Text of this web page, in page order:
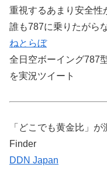
重視するあまり安全性
誰も787に乗りたがら
ねとらぼ
全日空ボーイング787
を実況ツイート
「どこでも黄金比」
Finder
DDN Japan